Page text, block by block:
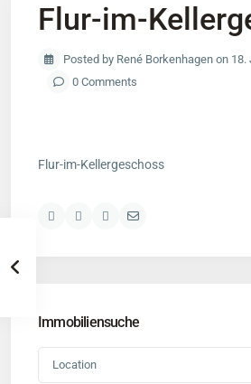
Flur-im-
Posted by René Borkenhagen on 18.
0 Comments
Flur-im-Kellergeschoss
Immobiliensuche